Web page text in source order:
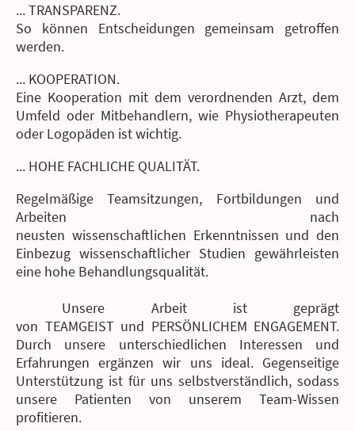
... TRANSPARENZ.
So können Entscheidungen gemeinsam getroffen
werden.
... KOOPERATION.
Eine Kooperation mit dem verordnenden Arzt, dem
Umfeld oder Mitbehandlern, wie Physiotherapeuten
oder Logopäden ist wichtig.
... HOHE FACHLICHE QUALITÄT.
Regelmäßige Teamsitzungen, Fortbildungen und
Arbeiten nach
neusten wissenschaftlichen Erkenntnissen und den
Einbezug wissenschaftlicher Studien gewährleisten
eine hohe Behandlungsqualität.
Unsere Arbeit ist geprägt
von TEAMGEIST und PERSÖNLICHEM ENGAGEMENT.
Durch unsere unterschiedlichen Interessen und
Erfahrungen ergänzen wir uns ideal. Gegenseitige
Unterstützung ist für uns selbstverständlich, sodass
unsere Patienten von unserem Team-Wissen
profitieren.